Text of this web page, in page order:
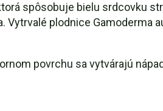
spôsobuje bielu srdcovku
Vytrvalé plodnice Gamoderma
povrchu sa vytvárajú